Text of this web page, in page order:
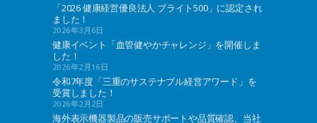
「2026 健康経営優良法人 ブライト500」に認定され
ました！
2026年3月6日
健康イベント「血管健やかチャレンジ」を開催しま
した！
2026年2月16日
令和7年度「三重のサステナブル経営アワード」を
受賞しました！
2026年2月2日
海外表示機器製品の販売サポートや品質確認、当社